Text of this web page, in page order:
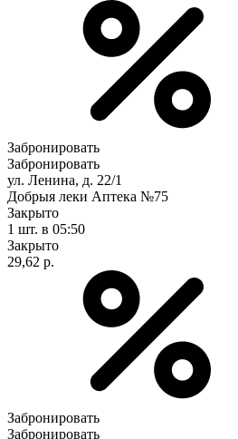
Забронировать
Забронировать
ул. Ленина, д. 22/1
Добрыя леки Аптека №75
Закрыто
1 шт. в 05:50
Закрыто
29,62 р.
Забронировать
Забронировать